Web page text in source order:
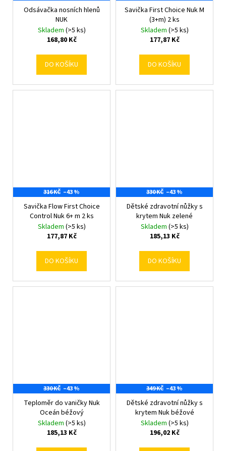
Odsávačka nosních hlenů
NUK
Skladem (>5 ks)
168,80 Kč
DO KOŠÍKU
Savička First Choice Nuk M
(3+m) 2 ks
Skladem (>5 ks)
177,87 Kč
DO KOŠÍKU
316 KČ –43 %
Savička Flow First Choice
Control Nuk 6+ m 2 ks
Skladem (>5 ks)
177,87 Kč
DO KOŠÍKU
330 KČ –43 %
Dětské zdravotní nůžky s
krytem Nuk zelené
Skladem (>5 ks)
185,13 Kč
DO KOŠÍKU
330 KČ –43 %
Teploměr do vaničky Nuk
Oceán béžový
Skladem (>5 ks)
185,13 Kč
349 KČ –43 %
Dětské zdravotní nůžky s
krytem Nuk béžové
Skladem (>5 ks)
196,02 Kč